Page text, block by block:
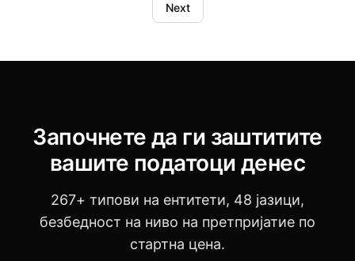
Next
Започнете да ги заштитите
вашите податоци денес
267+ типови на ентитети, 48 јазици,
безбедност на ниво на претпријатие по
стартна цена.